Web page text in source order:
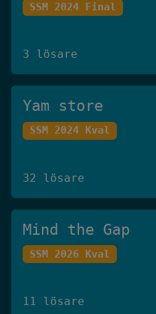
SSM 2024 Final
3 lösare
Yam store
SSM 2024 Kval
32 lösare
Mind the Gap
SSM 2026 Kval
11 lösare